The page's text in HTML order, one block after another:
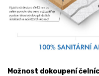
Možnost dokoupení